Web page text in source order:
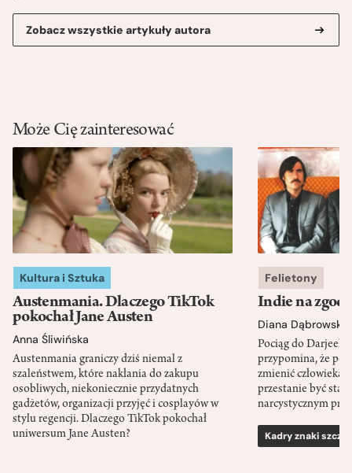
Zobacz wszystkie artykuły autora
Może Cię zainteresować
Kultura i Sztuka
Austenmania. Dlaczego TikTok
pokochał Jane Austen
Anna Śliwińska
Austenmania graniczy dziś niemal z
szaleństwem, które nakłania do zakupu
osobliwych, niekoniecznie przydatnych
gadżetów, organizacji przyjęć i cosplayów w
stylu regencji. Dlaczego TikTok pokochał
uniwersum Jane Austen?
Felietony
Indie na
Diana Dąbrowska
Pociąg do
przypomina, że
zmienić człowieka
przestanie być
narcystycznym
Kadry znaki